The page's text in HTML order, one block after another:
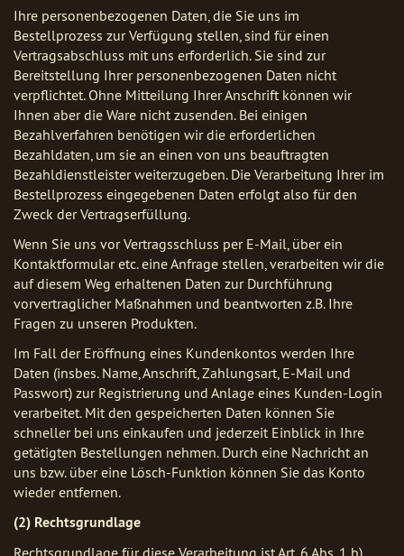
Ihre personenbezogenen Daten, die Sie uns im
Bestellprozess zur Verfügung stellen, sind für einen
Vertragsabschluss mit uns erforderlich. Sie sind zur
Bereitstellung Ihrer personenbezogenen Daten nicht
verpflichtet. Ohne Mitteilung Ihrer Anschrift können wir
Ihnen aber die Ware nicht zusenden. Bei einigen
Bezahlverfahren benötigen wir die erforderlichen
Bezahldaten, um sie an einen von uns beauftragten
Bezahldienstleister weiterzugeben. Die Verarbeitung Ihrer im
Bestellprozess eingegebenen Daten erfolgt also für den
Zweck der Vertragserfüllung.
Wenn Sie uns vor Vertragsschluss per E-Mail, über ein
Kontaktformular etc. eine Anfrage stellen, verarbeiten wir die
auf diesem Weg erhaltenen Daten zur Durchführung
vorvertraglicher Maßnahmen und beantworten z.B. Ihre
Fragen zu unseren Produkten.
Im Fall der Eröffnung eines Kundenkontos werden Ihre
Daten (insbes. Name, Anschrift, Zahlungsart, E-Mail und
Passwort) zur Registrierung und Anlage eines Kunden-Login
verarbeitet. Mit den gespeicherten Daten können Sie
schneller bei uns einkaufen und jederzeit Einblick in Ihre
getätigten Bestellungen nehmen. Durch eine Nachricht an
uns bzw. über eine Lösch-Funktion können Sie das Konto
wieder entfernen.
(2) Rechtsgrundlage
Rechtsgrundlage für diese Verarbeitung ist Art. 6 Abs. 1 b)